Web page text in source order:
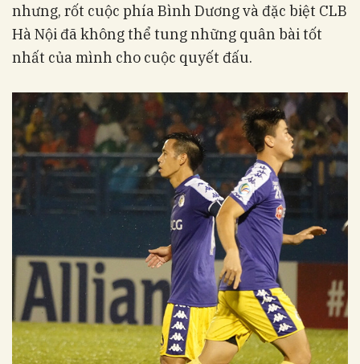
nhưng, rốt cuộc phía Bình Dương và đặc biệt CLB
Hà Nội đã không thể tung những quân bài tốt
nhất của mình cho cuộc quyết đấu.